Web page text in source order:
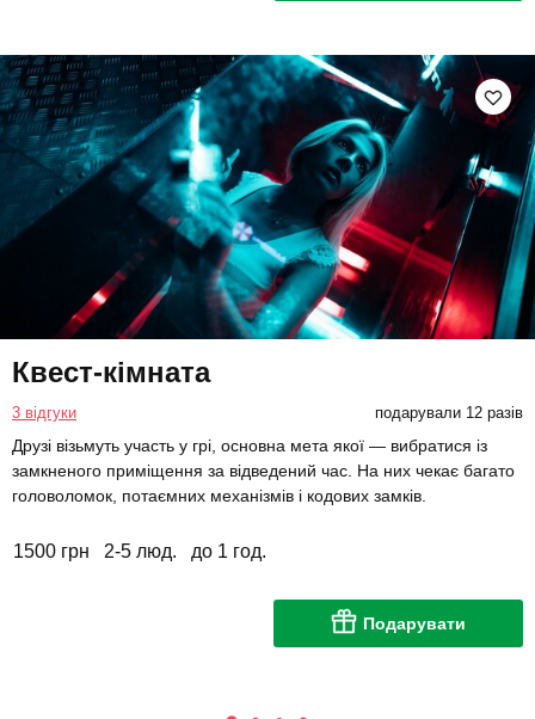
Квест-кімната
3 відгуки подарували 12 разів
Друзі візьмуть участь у грі, основна мета якої — вибратися із
замкненого приміщення за відведений час. На них чекає багато
головоломок, потаємних механізмів і кодових замків.
1500 грн 2-5 люд. до 1 год.
Подарувати